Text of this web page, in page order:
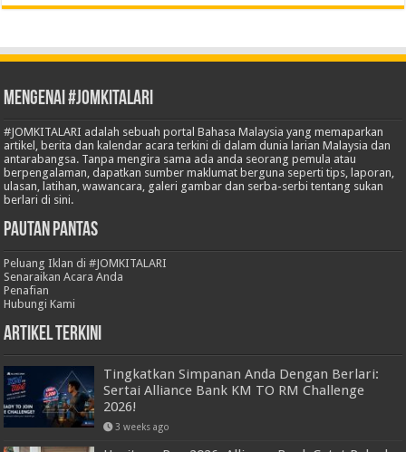
Mengenai #JOMKITALARI
#JOMKITALARI adalah sebuah portal Bahasa Malaysia yang memaparkan
artikel, berita dan kalendar acara terkini di dalam dunia larian Malaysia dan
antarabangsa. Tanpa mengira sama ada anda seorang pemula atau
berpengalaman, dapatkan sumber maklumat berguna seperti tips, laporan,
ulasan, latihan, wawancara, galeri gambar dan serba-serbi tentang sukan
berlari di sini.
Pautan Pantas
Peluang Iklan di #JOMKITALARI
Senaraikan Acara Anda
Penafian
Hubungi Kami
Artikel Terkini
Tingkatkan Simpanan Anda Dengan Berlari:
Sertai Alliance Bank KM TO RM Challenge
2026!
3 weeks ago